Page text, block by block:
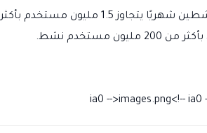
مستخدم نشط.